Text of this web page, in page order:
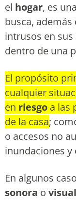
el hogar, es
busca,
intrusos en
dentro de una
El propósito
cualquier
en riesgo a las
de la casa;
o accesos no
inundaciones y
En algunos
sonora o visual